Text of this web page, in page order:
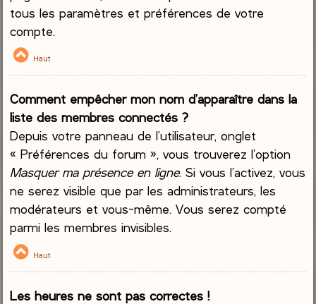
tous les paramètres et préférences de votre
compte.
Haut
Comment empêcher mon nom d’apparaître dans la
liste des membres connectés ?
Depuis votre panneau de l’utilisateur, onglet
« Préférences du forum », vous trouverez l’option
Masquer ma présence en ligne. Si vous l’activez, vous
ne serez visible que par les administrateurs, les
modérateurs et vous-même. Vous serez compté
parmi les membres invisibles.
Haut
Les heures ne sont pas correctes !